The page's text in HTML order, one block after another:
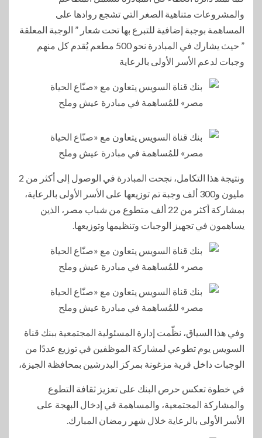
والمشروعات متناهية الصغر التي تشجع روادها على
المساهمة بوجبة إضافية للتبرع بها تحت شعار ” الوجبة المعلقة
” حيث يشارك في المبادرة نحو 500 مطعم يُقدم كل منهم
وجبات لدعم الأسر الأولى بالرعاية
ونتيجة هذا التكامل، نجحت المبادرة في الوصول إلى أكثر من 2
مليون و300 ألف وجبة تم توزيعها على الأسر الأولى بالرعاية،
بمشاركة أكثر من 22 ألف متطوع من شباب مصر، الذين
يساهمون في تجهيز الوجبات وتنظيمها وتوزيعها.
وفي هذا السياق، نظّمت إدارة المسئولية المجتمعية ببنك قناة
السويس يوم تطوعي لمشاركة الموظفين في توزيع عددًا من
الوجبات داخل قرية مزغونة بمركز البدرشين بمحافظة الجيزة،
في خطوة تعكس حرص البنك على تعزيز ثقافة التطوع
والمشاركة المجتمعية، والمساهمة في إدخال البهجة على
الأسر الأولى بالرعاية خلال شهر رمضان المبارك.